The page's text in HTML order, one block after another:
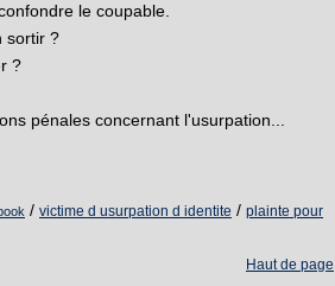
le coupable.
sortir ?
?
pénales concernant l'usurpation...
/ victime d usurpation d identite / plainte pour
Haut de page